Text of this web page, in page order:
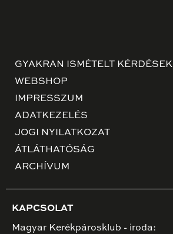
GYAKRAN ISMÉTELT KÉRDÉSEK
WEBSHOP
IMPRESSZUM
ADATKEZELÉS
JOGI NYILATKOZAT
ÁTLÁTHATÓSÁG
ARCHÍVUM
KAPCSOLAT
Magyar Kerékpárosklub - iroda: